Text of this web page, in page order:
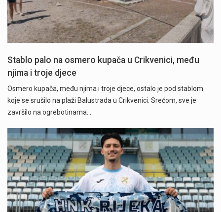
Stablo palo na osmero kupača u Crikvenici, među
njima i troje djece
Osmero kupača, među njima i troje djece, ostalo je pod stablom
koje se srušilo na plaži Balustrada u Crikvenici. Srećom, sve je
završilo na ogrebotinama.…